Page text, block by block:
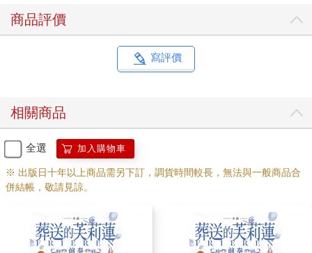
商品評價
寫評價
相關商品
全選 加入購物車
※ 出版日十年以上商品需另下訂，調貨時間較長，無法與一般商品合
併結帳，敬請見諒。